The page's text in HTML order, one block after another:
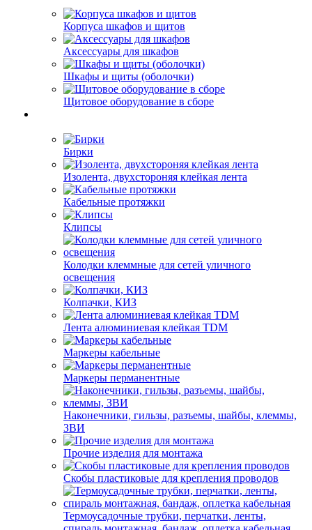
Корпуса шкафов и щитов
Аксессуары для шкафов
Шкафы и щиты (оболочки)
Щитовое оборудование в сборе
Бирки
Изолента, двухстороняя клейкая лента
Кабельные протяжки
Клипсы
Колодки клеммные для сетей уличного
освещения
Колпачки, КИЗ
Лента алюминиевая клейкая TDM
Маркеры кабельные
Маркеры перманентные
Наконечники, гильзы, разъемы, шайбы, клеммы,
ЗВИ
Прочие изделия для монтажа
Скобы пластиковые для крепления проводов
Термоусадочные трубки, перчатки, ленты,